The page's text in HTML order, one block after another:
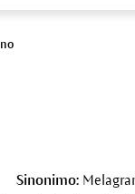
Sinonimo: